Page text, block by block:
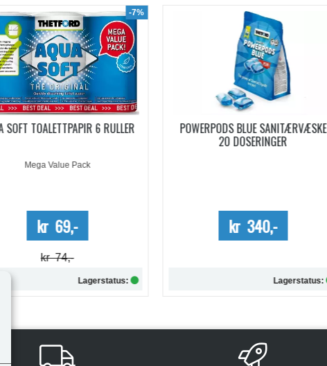
BLUE SANITÆRVÆSKE
kr 340,-
Lagerstatus:
SANITÆRVÆSKE AQUA KEM BLUE
EUCALYPTUS KONSENTRERT 0,78 L
kr 254,-
Lagerstatus: